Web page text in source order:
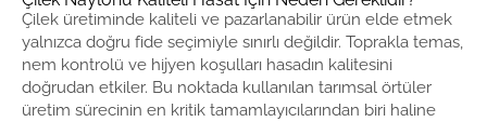
Çilek üretiminde kaliteli ve pazarlanabilir ürün elde etmek
yalnızca doğru fide seçimiyle sınırlı değildir. Toprakla temas,
nem kontrolü ve hijyen koşulları hasadın kalitesini
doğrudan etkiler. Bu noktada kullanılan tarımsal örtüler
üretim sürecinin en kritik tamamlayıcılarından biri haline